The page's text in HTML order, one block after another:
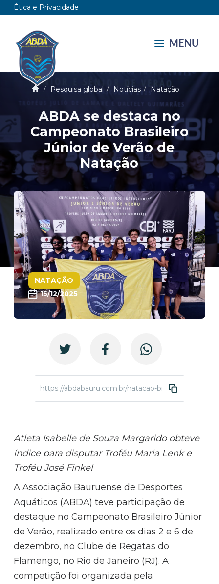
Ética e Privacidade
MENU
Pesquisa global Notícias Natação
ABDA se destaca no
Campeonato Brasileiro
Júnior de Verão de
Natação
NATAÇÃO
15/12/2025
https://abdabauru.com.br/natacao-brasileiro-junior-
Atleta Isabelle de Souza Margarido obteve
índice para disputar Troféu Maria Lenk e
Troféu José Finkel
A Associação Bauruense de Desportes
Aquáticos (ABDA) teve participação de
destaque no Campeonato Brasileiro Júnior
de Verão, realizado entre os dias 2 e 6 de
dezembro, no Clube de Regatas do
Flamengo, no Rio de Janeiro (RJ). A
competição foi organizada pela